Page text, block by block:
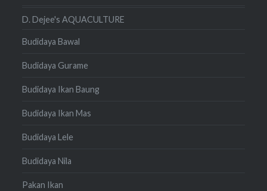
D. Dejee's AQUACULTURE
Budidaya Bawal
Budidaya Gurame
Budidaya Ikan Baung
Budidaya Ikan Mas
Budidaya Lele
Budidaya Nila
Pakan Ikan